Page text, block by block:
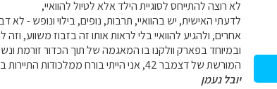
לא רוצה להתייחס לסוגיית הילד אלא לטיול להוואיי,
לדעתי האישית, יש בהוואיי, תרבות, נופים, בילוי ונופש -
אחרים, ולהגיע להוואיי בלי לראות אותו זה בזבוז משווע,
ובמיוחד בפארק וולקנו בו המאגמה של תוך הכדור זורמת
המורשת של דצמבר 42, אני הייתי בורח ממלכודות התיירות באי זה ישר לאי הגדול, ומקנח באי נופש מהאיים האקזוטיים האחרים.
יובל נעמן